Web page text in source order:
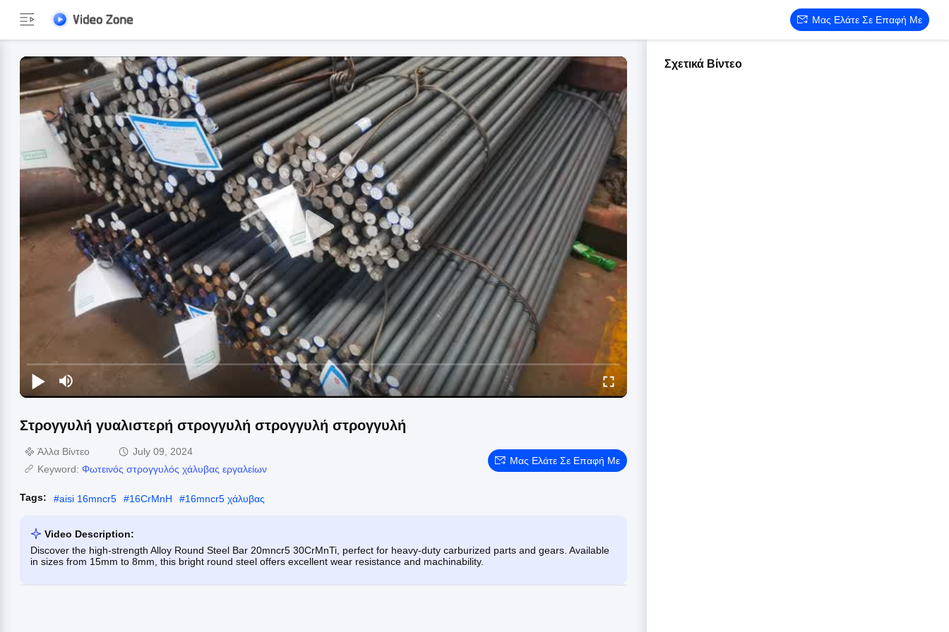
Μας Ελάτε Σε Επαφή Με
Στρογγυλή γυαλιστερή στρογγυλή στρογγυλή στρογγυλή
Άλλα Βίντεο
July 09, 2024
Keyword: Φωτεινός στρογγυλός χάλυβας εργαλείων
Μας Ελάτε Σε Επαφή Με
Tags: #aisi 16mncr5 #16CrMnH #16mncr5 χάλυβας
Video Description:
Discover the high-strength Alloy Round Steel Bar 20mncr5 30CrMnTi, perfect for heavy-duty carburized parts and gears. Available
in sizes from 15mm to 8mm, this bright round steel offers excellent wear resistance and machinability.
Σχετικά Βίντεο